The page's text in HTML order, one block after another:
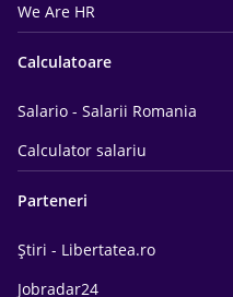
We Are HR
Calculatoare
Salario - Salarii Romania
Calculator salariu
Parteneri
Știri - Libertatea.ro
Jobradar24